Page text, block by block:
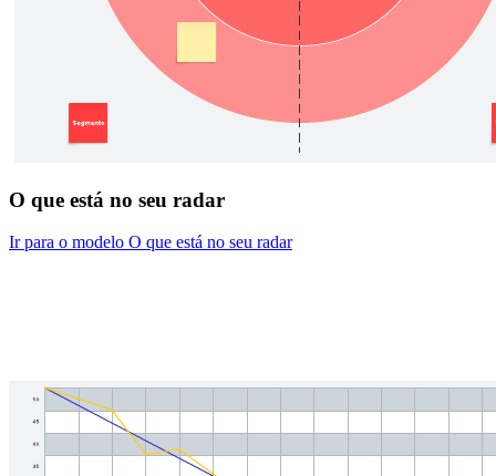
O que está no seu radar
Ir para o modelo O que está no seu radar